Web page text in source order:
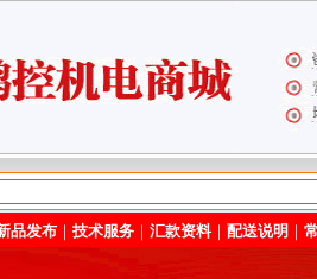
品发布｜ 技术服务｜ 汇款资料｜ 配送说明 ｜